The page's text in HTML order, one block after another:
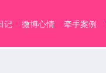
记 微博心情 牵手案例